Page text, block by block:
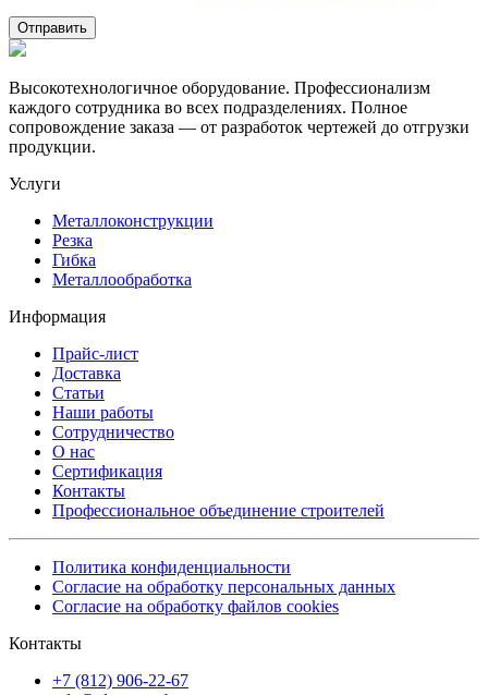
Высокотехнологичное оборудование. Профессионализм
каждого сотрудника во всех подразделениях. Полное
сопровождение заказа — от разработок чертежей до отгрузки
продукции.
Услуги
Металлоконструкции
Резка
Гибка
Металлообработка
Информация
Прайс-лист
Доставка
Статьи
Наши работы
Сотрудничество
О нас
Сертификация
Контакты
Профессиональное объединение строителей
Политика конфиденциальности
Согласие на обработку персональных данных
Согласие на обработку файлов cookies
Контакты
+7 (812) 906-22-67